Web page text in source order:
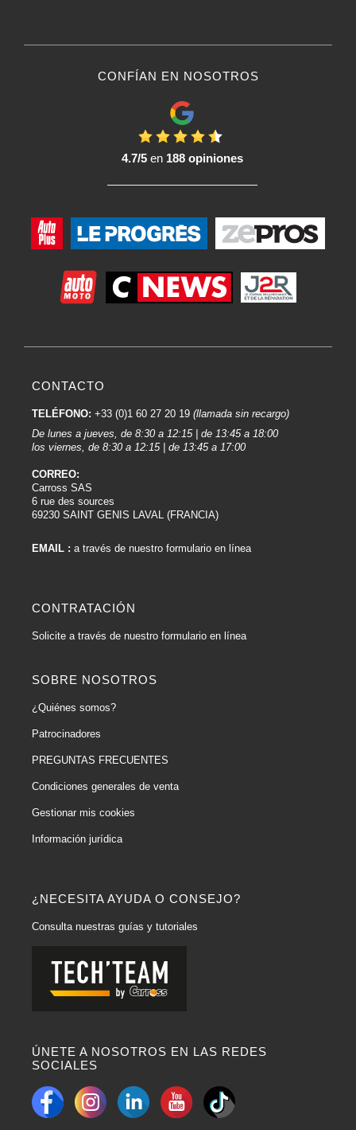
CONFÍAN EN NOSOTROS
4.7/5en 188 opiniones
¿NECESITA AYUDA O CONSEJO?
Consulta nuestras guías y tutoriales
ÚNETE A NOSOTROS EN LAS REDES
SOCIALES
CONTACTO
TELÉFONO: +33 (0)1 60 27 20 19 (llamada sin recargo)
De lunes a jueves, de 8:30 a 12:15 | de 13:45 a 18:00
los viernes, de 8:30 a 12:15 | de 13:45 a 17:00
CORREO:
Carross SAS
6 rue des sources
69230 SAINT GENIS LAVAL (FRANCIA)
EMAIL : a través de nuestro formulario en línea
CONTRATACIÓN
Solicite a través de nuestro formulario en línea
SOBRE NOSOTROS
¿Quiénes somos?
Patrocinadores
PREGUNTAS FRECUENTES
Condiciones generales de venta
Gestionar mis cookies
Información jurídica